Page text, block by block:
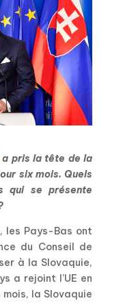
a pris la tête de la
six mois. Quels
qui se présente
les Pays-Bas ont
du Conseil de
à la Slovaquie,
a rejoint l’UE en
la Slovaquie